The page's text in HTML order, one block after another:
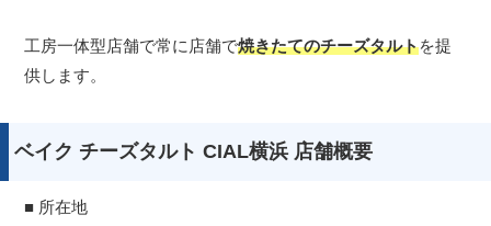
工房一体型店舗で常に店舗で焼きたてのチーズタルトを提
供します。
ベイク チーズタルト CIAL横浜 店舗概要
■ 所在地